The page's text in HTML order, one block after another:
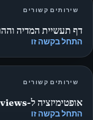
שירותים קשורים
דף תעשיית המדיה
התחל בקשה זו
שירותים קשורים
אופטימיזציה ל-Google AI Overviews
התחל בקשה זו